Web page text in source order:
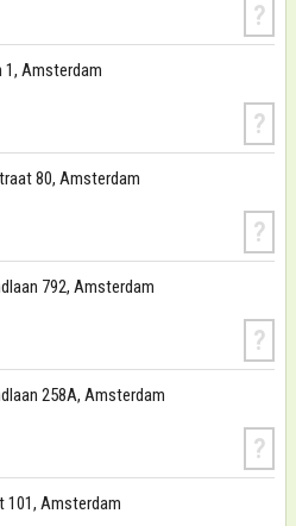
?
1, Amsterdam
?
80, Amsterdam
?
792, Amsterdam
?
258A, Amsterdam
?
101, Amsterdam